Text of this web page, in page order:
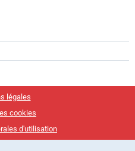
légales
cookies
d'utilisation